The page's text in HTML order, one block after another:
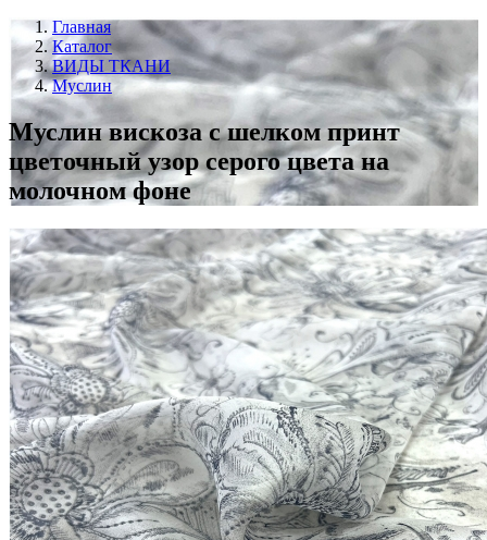
Главная
Каталог
ВИДЫ ТКАНИ
Муслин
Муслин вискоза с шелком принт
цветочный узор серого цвета на
молочном фоне